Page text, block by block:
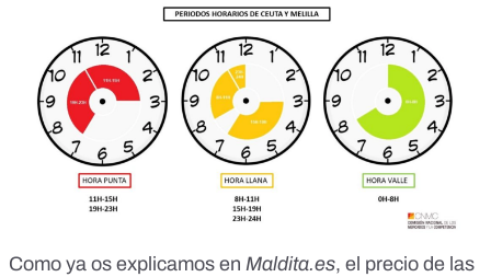
Como ya os explicamos en Maldita.es, el precio de las